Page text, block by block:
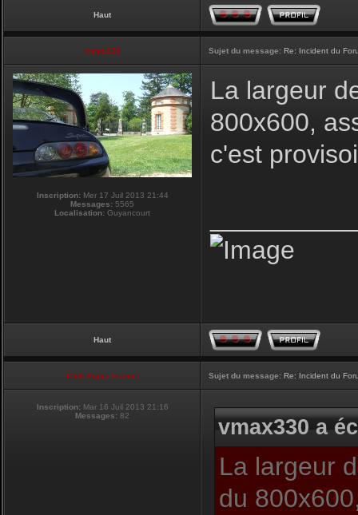
Haut
vmax330 Sujet du message: Re: Incident du
Inscription:Mer 17 Juil 2013 21:44
Messages: 5565
Localisation: Guyancourt
La largeur
800x600,
c'est
Haut
Club Supra France Sujet du message: Re: Incident du
Inscription: Mar 16 Juil 2013 21:16
Messages: 82 vmax330 a
La largeur
du